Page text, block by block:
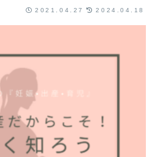
2021.04.27 2024.04.18